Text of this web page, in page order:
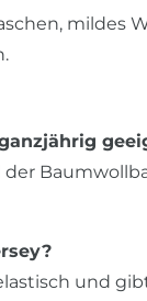
mildes
und